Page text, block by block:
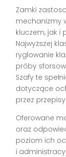
Zamki
mechanizmy
kluczem, jak i
Najwyższej
ryglowanie
próby
Szafy te
dotyczące
przez
Oferowane
oraz
poziom ich
i